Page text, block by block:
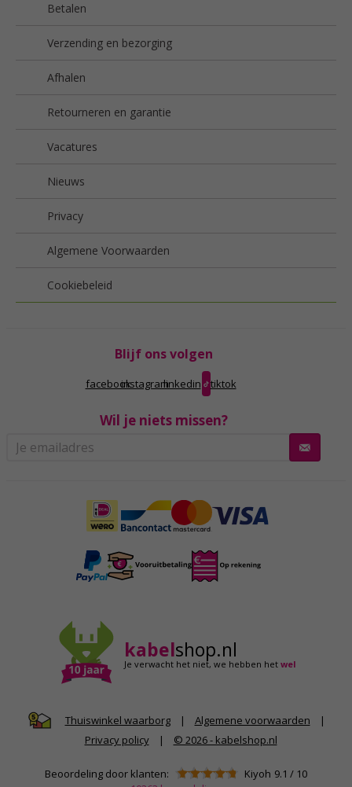
Betalen
Verzending en bezorging
Afhalen
Retourneren en garantie
Vacatures
Nieuws
Privacy
Algemene Voorwaarden
Cookiebeleid
Blijf ons volgen
facebookinstagramlinkedin tiktok
Wil je niets missen?
kabelshop.nl
Je verwacht het niet,we hebben hetwel
Thuiswinkel waarborg | Algemene voorwaarden
|
Privacy policy
| © 2026 - kabelshop.nl
Beoordeling door klanten: Kiyoh 9.1 / 10